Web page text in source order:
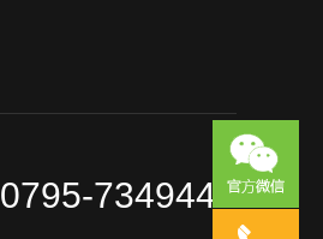
0795-7349446